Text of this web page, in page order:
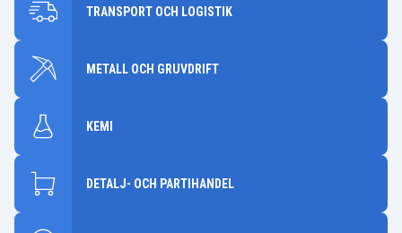
TRANSPORT OCH LOGISTIK
METALL OCH GRUVDRIFT
KEMI
DETALJ- OCH PARTIHANDEL